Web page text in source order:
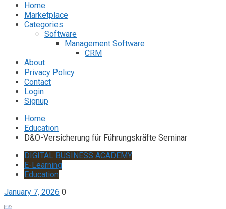
Home
Marketplace
Categories
Software
Management Software
CRM
About
Privacy Policy
Contact
Login
Signup
Home
Education
D&O-Versicherung für Führungskräfte Seminar
DIGITAL BUSINESS ACADEMY
E-Learning
Education
January 7, 2026 0